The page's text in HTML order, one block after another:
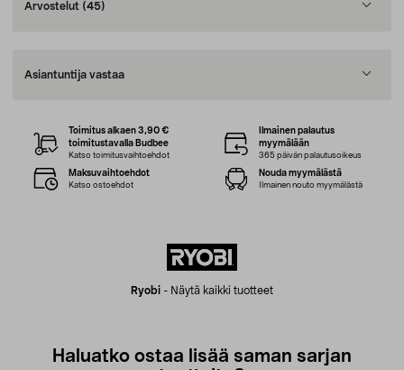
Arvostelut (45)
Asiantuntija vastaa
Ryobi - Näytä kaikki tuotteet
Toimitus alkaen 3,90 €
toimitustavalla Budbee
Katso toimitusvaihtoehdot
Ilmainen palautus
myymälään
365 päivän palautusoikeus
Maksuvaihtoehdot
Katso ostoehdot
Nouda myymälästä
Ilmainen nouto myymälästä
Haluatko ostaa lisää saman sarjan